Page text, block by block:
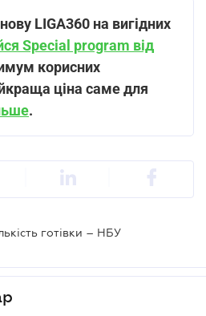
LIGA360 на вигідних
Special program від
корисних
ціна саме для
.
готівки – НБУ